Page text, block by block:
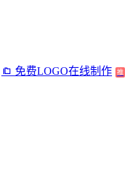
免费LOGO在线制作 推